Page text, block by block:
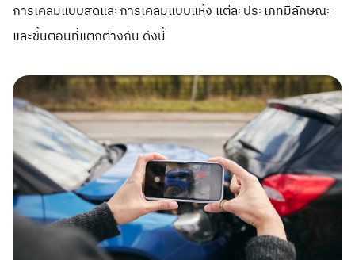
การเคลมแบบสดและการเคลมแบบแห้ง แต่ละประเภทมีลักษณะ
และขั้นตอนที่แตกต่างกัน ดังนี้